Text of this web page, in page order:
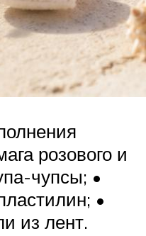
розового и
чупсы; •
•
из лент.